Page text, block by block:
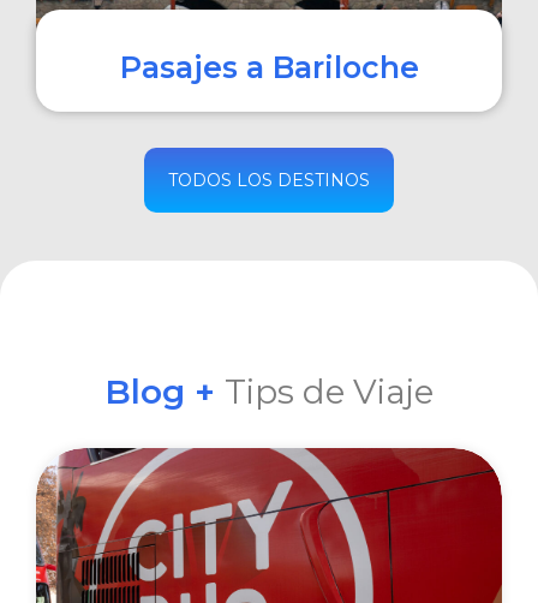
Pasajes a Bariloche
COMPRAR
TODOS LOS DESTINOS
Blog + Tips de Viaje